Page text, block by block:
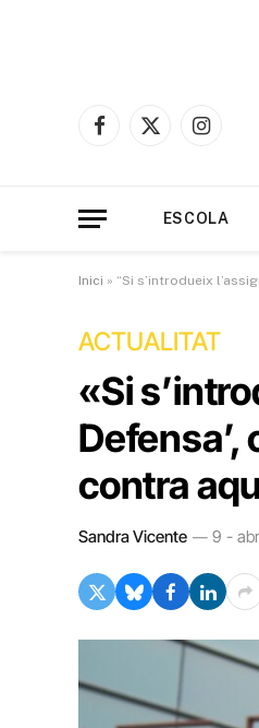
Facebook
X
ESCOLA
Inici » “Si s’introdueix
ACTUALITAT
«Si
contra
Sandra Vicente 9 -